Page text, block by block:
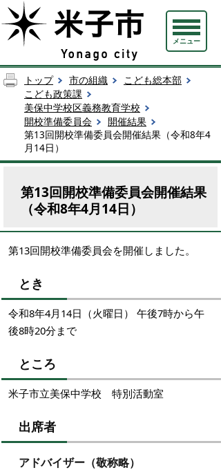
メニュー
トップ 市の組織
こども総本部
こども政策課
美保中学校区義務教育学校
開校準備委員会
開催結果
第13回開校準備委員会開催結果（令和8年4
月14日）
第13回開校準備委員会開催結果
（令和8年4月14日）
第13回開校準備委員会を開催しました。
とき
令和8年4月14日（火曜日） 午後7時から午
後8時20分まで
ところ
米子市立美保中学校 特別活動室
出席者
アドバイザー（敬称略）